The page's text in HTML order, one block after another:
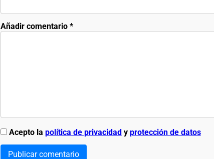
Añadir comentario*
Acepto la política de privacidady protección de datos
Publicar comentario